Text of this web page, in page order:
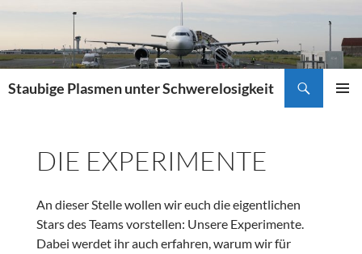
springen
Staubige Plasmen unter Schwerelosigkeit
DIE EXPERIMENTE
An dieser Stelle wollen wir euch die eigentlichen
Stars des Teams vorstellen: Unsere Experimente.
Dabei werdet ihr auch erfahren, warum wir für